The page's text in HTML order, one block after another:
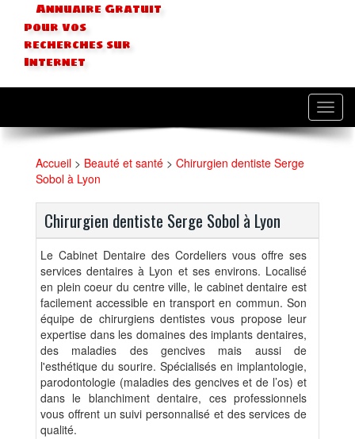
Annuaire Gratuit
pour vos
recherches sur
Internet
Accueil > Beauté et santé > Chirurgien dentiste Serge
Sobol à Lyon
Chirurgien dentiste Serge Sobol à Lyon
Le Cabinet Dentaire des Cordeliers vous offre ses
services dentaires à Lyon et ses environs. Localisé
en plein coeur du centre ville, le cabinet dentaire est
facilement accessible en transport en commun. Son
équipe de chirurgiens dentistes vous propose leur
expertise dans les domaines des implants dentaires,
des maladies des gencives mais aussi de
l'esthétique du sourire. Spécialisés en implantologie,
parodontologie (maladies des gencives et de l’os) et
dans le blanchiment dentaire, ces professionnels
vous offrent un suivi personnalisé et des services de
qualité.